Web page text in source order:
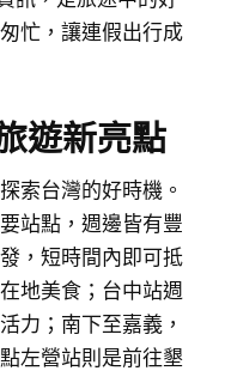
忙，讓連假出行成
遊新亮點
索台灣的好時機。
站點，週邊皆有豐
，短時間內即可抵
地美食；台中站週
力；南下至嘉義，
左營站則是前往墾